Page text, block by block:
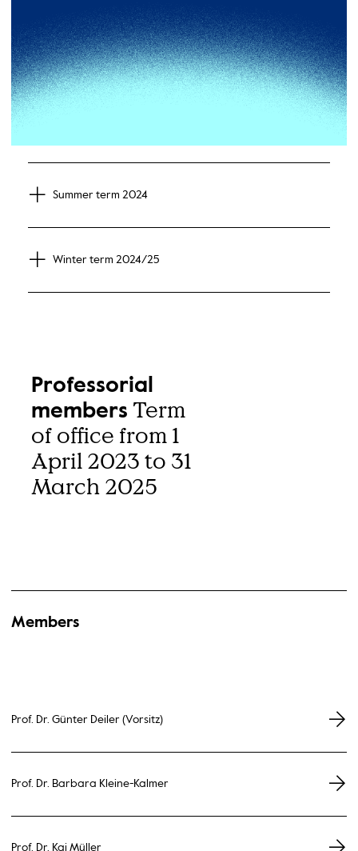
Summer term 2024
Winter term 2024/25
Professorial
members Term
of office from 1
April 2023 to 31
March 2025
Members
Prof. Dr. Günter Deiler (Vorsitz)
Prof. Dr. Barbara Kleine-Kalmer
Prof. Dr. Kai Müller